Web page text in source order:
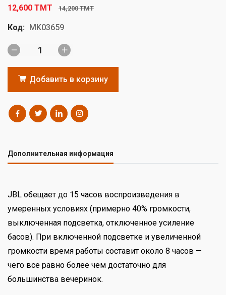
12,600 TMT 14,200 TMT
Код: MK03659
Добавить в корзину
Дополнительная информация
JBL обещает до 15 часов воспроизведения в
умеренных условиях (примерно 40% громкости,
выключенная подсветка, отключенное усиление
басов). При включенной подсветке и увеличенной
громкости время работы составит около 8 часов —
чего все равно более чем достаточно для
большинства вечеринок.